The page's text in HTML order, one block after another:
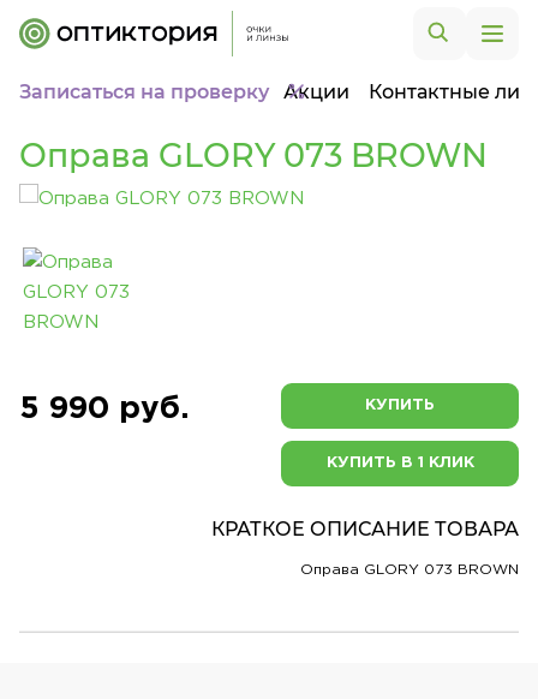
Записаться на проверку Акции Контактные
Оправа GLORY 073 BROWN
5 990 руб. КУПИТЬ
КУПИТЬ В 1 КЛИК
КРАТКОЕ ОПИСАНИЕ ТОВАРА
Оправа GLORY 073 BROWN